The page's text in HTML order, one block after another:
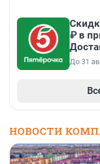
₽ в
До 31
НОВОСТИ